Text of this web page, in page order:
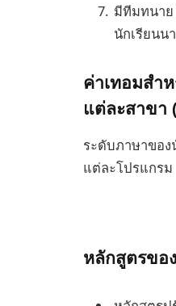
มีทีมทนาย
นักเรียนน
ค่าเทอมสำ
แต่ละสาขา
ระดับภาษาของ
แต่ละโปรแกรม
หลักสูตรขอ